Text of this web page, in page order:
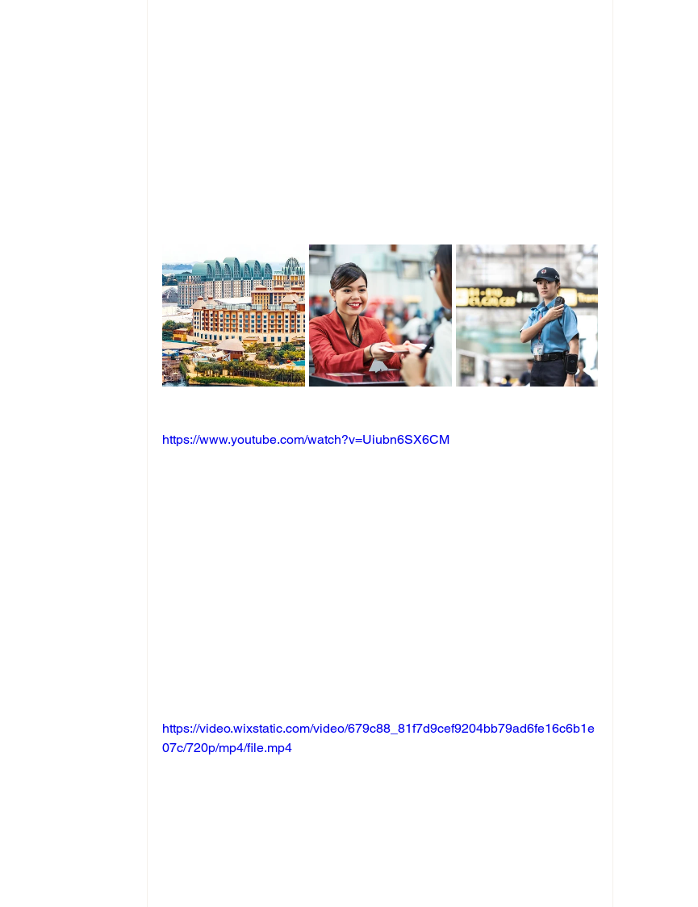
https://www.youtube.com/watch?v=Uiubn6SX6CM
https://video.wixstatic.com/video/679c88_81f7d9cef9204bb79ad6fe16c6b1e
07c/720p/mp4/file.mp4